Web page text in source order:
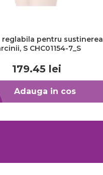
Adauga in cos
reglabila pentru sustinerea
S CHC01154-7_S
179.45 lei